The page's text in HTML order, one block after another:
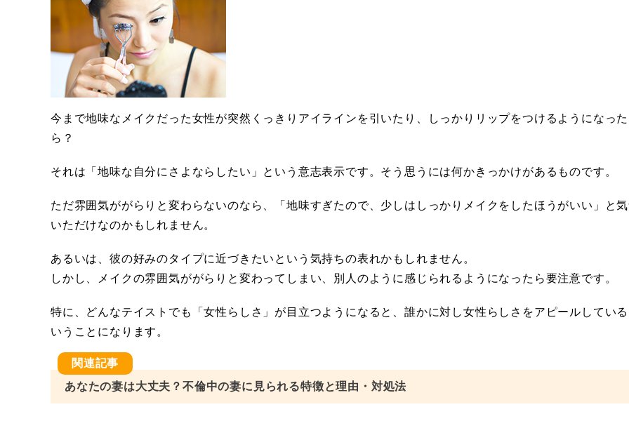
今まで地味なメイクだった女性が突然くっきりアイラインを引いたり、しっかりリップをつけるようになった
ら？
それは「地味な自分にさよならしたい」という意志表示です。そう思うには何かきっかけがあるものです。
ただ雰囲気ががらりと変わらないのなら、「地味すぎたので、少しはしっかりメイクをしたほうがいい」と
いただけなのかもしれません。
あるいは、彼の好みのタイプに近づきたいという気持ちの表れかもしれません。
しかし、メイクの雰囲気ががらりと変わってしまい、別人のように感じられるようになったら要注意です。
特に、どんなテイストでも「女性らしさ」が目立つようになると、誰かに対し女性らしさをアピールしてい
いうことになります。
あなたの妻は大丈夫？不倫中の妻に見られる特徴と理由・対処法